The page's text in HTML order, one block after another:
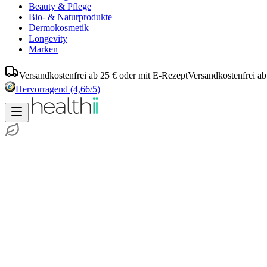
Beauty & Pflege
Bio- & Naturprodukte
Dermokosmetik
Longevity
Marken
Versandkostenfrei ab 25 € oder mit E-RezeptVersandkostenfrei
Hervorragend (4,66/5)